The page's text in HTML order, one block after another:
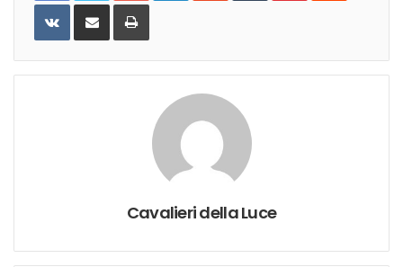
VKontakteShare
Email
Print
Cavalieri della Luce